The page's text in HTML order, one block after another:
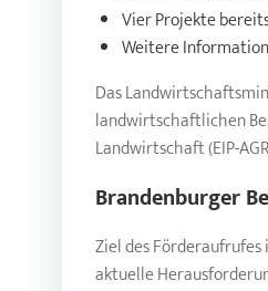
Vier Projekte
Weitere
Das
landwirtschaftlichen
Landwirtschaft (EIP-
Brandenburger
Ziel des Förderaufrufes
aktuelle